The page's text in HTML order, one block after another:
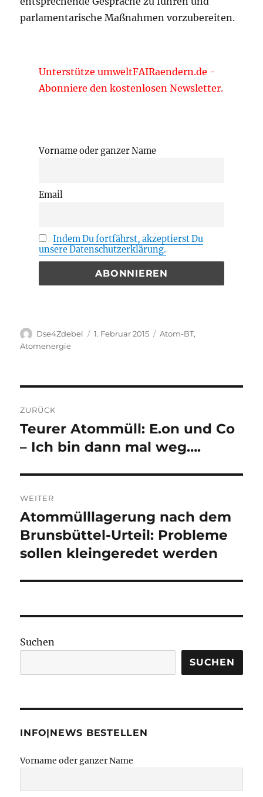
parlamentarische Maßnahmen vorzubereiten.
Unterstütze umweltFAIRaendern.de -
Abonniere den kostenlosen Newsletter.
Vorname oder ganzer Name
Email
Indem Du fortfährst, akzeptierst Du
unsere Datenschutzerklärung.
Autor
Dse4Zdebel
Veröffentlicht
1. Februar 2015 Kategorien
Atom-BT,
Atomenergie
ZURÜCK
Vorheriger
Beitrag:
Teurer Atommüll: E.on und Co
– Ich bin dann mal weg….
WEITER
Nächster
Beitrag:
Atommülllagerung nach dem
Brunsbüttel-Urteil: Probleme
sollen kleingeredet werden
Suchen
SUCHEN
INFO|NEWS BESTELLEN
Vorname oder ganzer Name